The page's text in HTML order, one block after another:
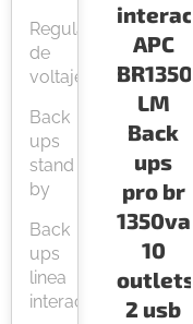
Reguladores
de
voltaje
Back
ups
stand
by
Back
ups
linea
interactiva
APC
LM
Back
ups
pro br
1350va
10
outlets
2 usb